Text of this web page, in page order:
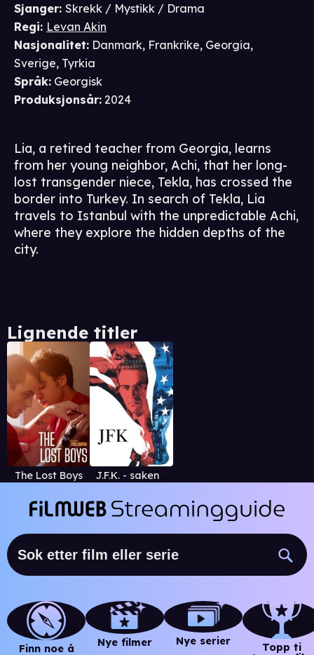
Sjanger: Skrekk / Mystikk / Drama
Regi: Levan Akin
Nasjonalitet: Danmark, Frankrike, Georgia,
Sverige, Tyrkia
Språk: Georgisk
Produksjonsår: 2024
Lia, a retired teacher from Georgia, learns
from her young neighbor, Achi, that her long-
lost transgender niece, Tekla, has crossed the
border into Turkey. In search of Tekla, Lia
travels to Istanbul with the unpredictable Achi,
where they explore the hidden depths of the
city.
Lignende titler
The Lost Boys J.F.K. - saken fortsetter
Finn noe å
Nye filmer Nye serier
Topp ti